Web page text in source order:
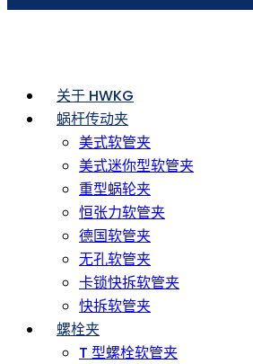
关于 HWKG
蜗杆传动夹
美式软管夹
美式迷你型软管夹
重型蜗轮夹
恒张力软管夹
德国软管夹
无孔软管夹
卡锁快拆软管夹
快拆软管夹
螺栓夹
T 型螺栓软管夹